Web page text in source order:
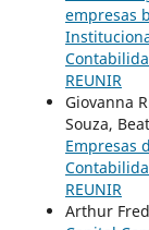
empresas
REUNIR
Giovanna
Souza,
Empresas
REUNIR
Arthur